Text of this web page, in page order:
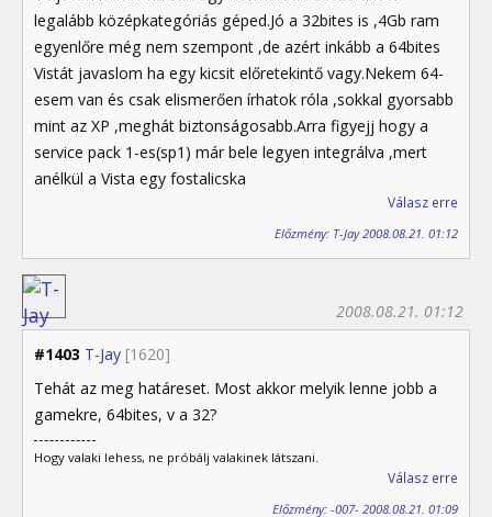
legalább középkategóriás géped.Jó a 32bites is ,4Gb ram
egyenlőre még nem szempont ,de azért inkább a 64bites
Vistát javaslom ha egy kicsit előretekintő vagy.Nekem 64-
esem van és csak elismerően írhatok róla ,sokkal gyorsabb
mint az XP ,meghát biztonságosabb.Arra figyejj hogy a
service pack 1-es(sp1) már bele legyen integrálva ,mert
anélkül a Vista egy fostalicska
Válasz erre
Előzmény: T-Jay 2008.08.21. 01:12
#1403 T-Jay [1620]
2008.08.21. 01:12
Tehát az meg határeset. Most akkor melyik lenne jobb a
gamekre, 64bites, v a 32?
Hogy valaki lehess, ne próbálj valakinek látszani.
Válasz erre
Előzmény: -007- 2008.08.21. 01:09